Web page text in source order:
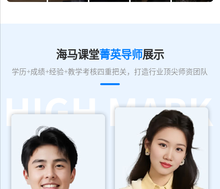
海马课堂菁英导师展示
学历+成绩+经验+教学考核四重把关，打造行业顶尖师资团队